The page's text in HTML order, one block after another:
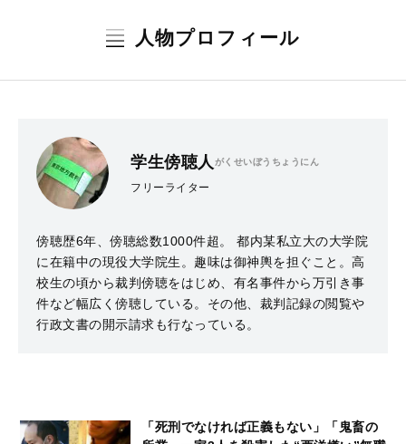
人物プロフィール
学生傍聴人 がくせいぼうちょうにん
フリーライター
傍聴歴6年、傍聴総数1000件超。 都内某私立大の大学院
に在籍中の現役大学院生。趣味は御神輿を担ぐこと。高
校生の頃から裁判傍聴をはじめ、有名事件から万引き事
件など幅広く傍聴している。その他、裁判記録の閲覧や
行政文書の開示請求も行なっている。
「死刑でなければ正義もない」「鬼畜の